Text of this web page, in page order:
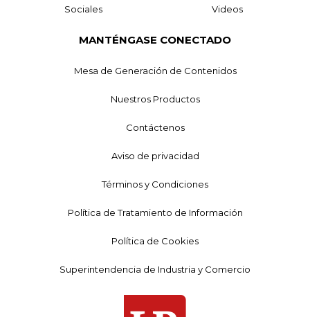
Sociales Videos
MANTÉNGASE CONECTADO
Mesa de Generación de Contenidos
Nuestros Productos
Contáctenos
Aviso de privacidad
Términos y Condiciones
Política de Tratamiento de Información
Política de Cookies
Superintendencia de Industria y Comercio